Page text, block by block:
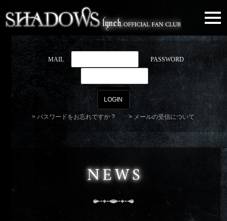
MAIL PASSWORD
パスワードをお忘れですか ? メールの受信について
NEWS